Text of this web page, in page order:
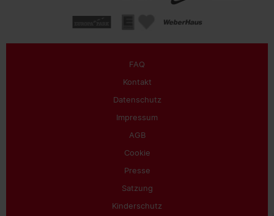
FAQ
Kontakt
Datenschutz
Impressum
AGB
Cookie
Presse
Satzung
Kinderschutz